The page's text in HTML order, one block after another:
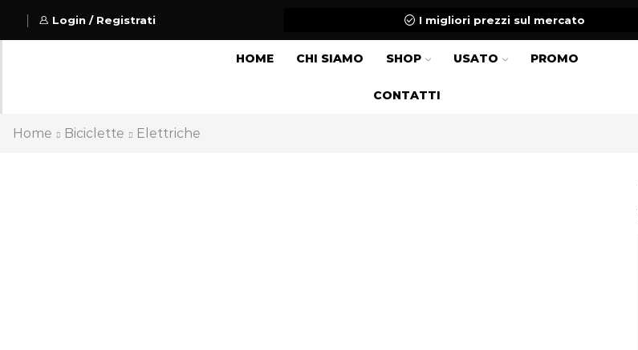
Login / Registrati I migliori prezzi sul mercato
HOME CHI SIAMO SHOP USATO PROMO
CONTATTI
Home Biciclette Elettriche